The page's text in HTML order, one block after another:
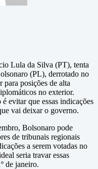
Lula da Silva (PT), tenta
(PL), derrotado no
posições de alta
no exterior.
evitar que essas indicações
vai deixar o governo.
Bolsonaro pode
de tribunais regionais
a serem votadas no
seria travar essas
de janeiro.